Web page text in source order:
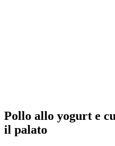
Pollo allo yogurt e
il palato